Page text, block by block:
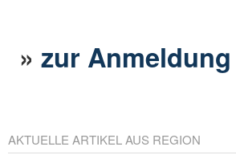
»zur Anmeldung
AKTUELLE ARTIKEL AUS REGION